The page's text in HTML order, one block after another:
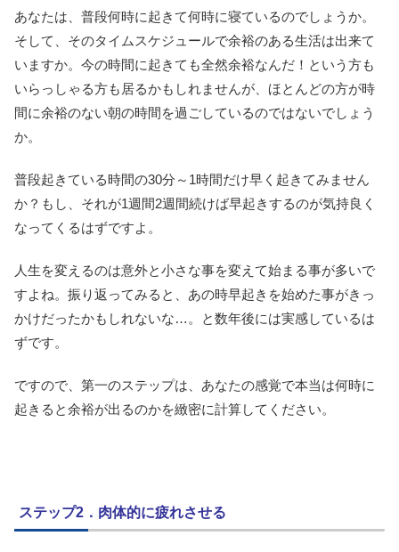
あなたは、普段何時に起きて何時に寝ているのでしょうか。
そして、そのタイムスケジュールで余裕のある生活は出来て
いますか。今の時間に起きても全然余裕なんだ！という方も
いらっしゃる方も居るかもしれませんが、ほとんどの方が時
間に余裕のない朝の時間を過ごしているのではないでしょう
か。
普段起きている時間の30分～1時間だけ早く起きてみません
か？もし、それが1週間2週間続けば早起きするのが気持良く
なってくるはずですよ。
人生を変えるのは意外と小さな事を変えて始まる事が多いで
すよね。振り返ってみると、あの時早起きを始めた事がきっ
かけだったかもしれないな…。と数年後には実感しているは
ずです。
ですので、第一のステップは、あなたの感覚で本当は何時に
起きると余裕が出るのかを緻密に計算してください。
ステップ2．肉体的に疲れさせる